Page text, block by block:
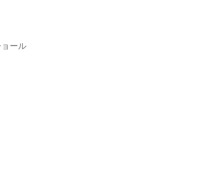
ール